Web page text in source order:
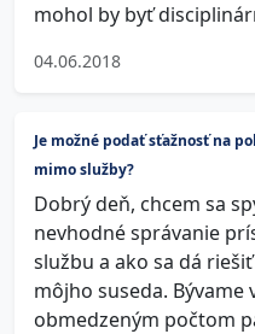
mohol by byť
04.06.2018
Je možné podať sťažnosť na
mimo služby?
Dobrý deň, chcem sa
nevhodné správanie
službu a ako sa dá
môjho suseda. Bývame
obmedzeným počtom